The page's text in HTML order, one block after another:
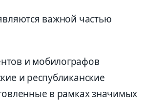
важной частью
и мобилографов
и республиканские
в рамках значимых